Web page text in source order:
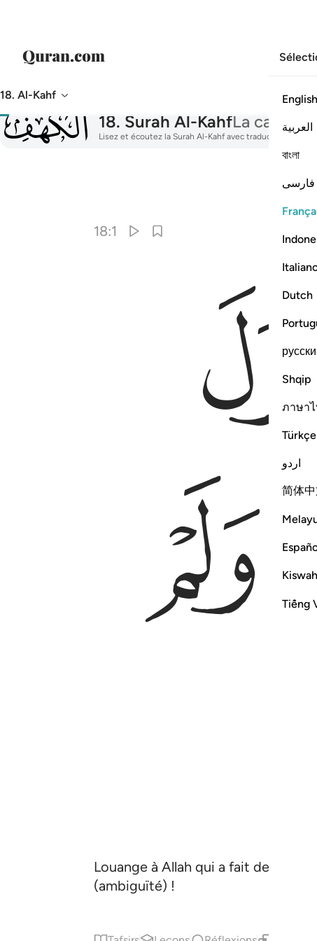
English
العربية
বাংলা
فارسی
Dutch
Shqip
ภาษา
Türkçe
اردو
简体
Tiếng
18. Al-Kahf
18. Surah Al-KahfLa caverne
Lisez et écoutez la Surah Al-Kahf avec traduction,
18:1
ﲴ
Louange à Allah qui a fait
(ambiguïté) !